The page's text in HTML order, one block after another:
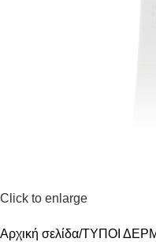
Click to enlarge
Αρχική σελίδα ΤΥΠΟΙ